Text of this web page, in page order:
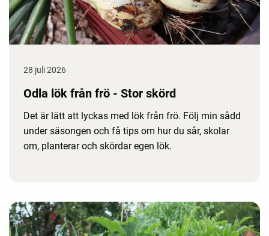
28 juli 2026
Odla lök från frö - Stor skörd
Det är lätt att lyckas med lök från frö. Följ min sådd
under säsongen och få tips om hur du sår, skolar
om, planterar och skördar egen lök.